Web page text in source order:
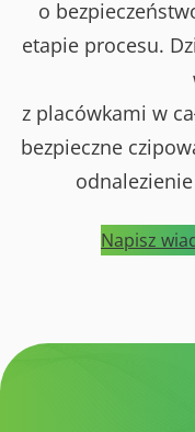
o
etapie procesu.
z placówkami w
bezpieczne
Napisz